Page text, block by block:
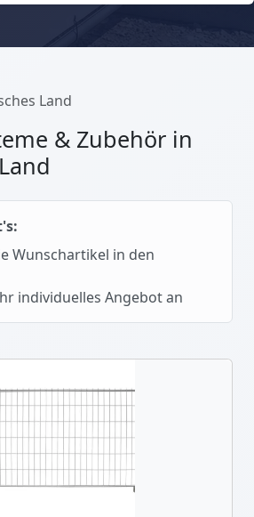
Land
& Zubehör in
Wunschartikel in den
individuelles Angebot an